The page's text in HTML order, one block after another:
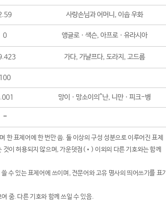
사랑손님과 어머니, 이솝 우화
0 앵글로ㆍ색슨, 아프로ㆍ유라시아
가다, 가냘프다, 도라지, 고드름
100
망이ㆍ망소이의^난, 니만ㆍ피크-병
-
표제어에 한 번만 씀. 둘 이상의 구성 성분으로 이루어진 표제
이 허용되지 않으며, 가운뎃점(•) 이외의 다른 기호와는 함께
수 있는 표제어에 쓰이며, 전문어와 고유 명사의 띄어쓰기를 표기
줌. 다른 기호와 함께 쓰일 수 있음.